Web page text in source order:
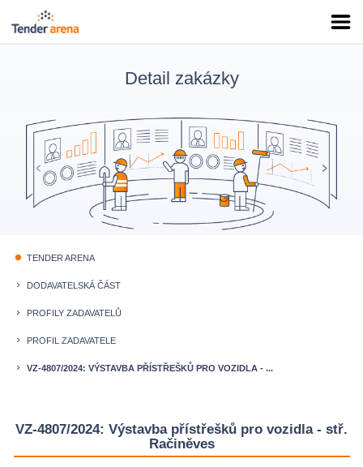
Detail zakázky
fiber_manual_record TENDER ARENA
keyboard_arrow_right DODAVATELSKÁ ČÁST
keyboard_arrow_right PROFILY ZADAVATELŮ
keyboard_arrow_right PROFIL ZADAVATELE
keyboard_arrow_right VZ-4807/2024: VÝSTAVBA PŘÍSTŘEŠKŮ PRO VOZIDLA - ...
VZ-4807/2024: Výstavba přístřešků pro vozidla - stř.
Račiněves